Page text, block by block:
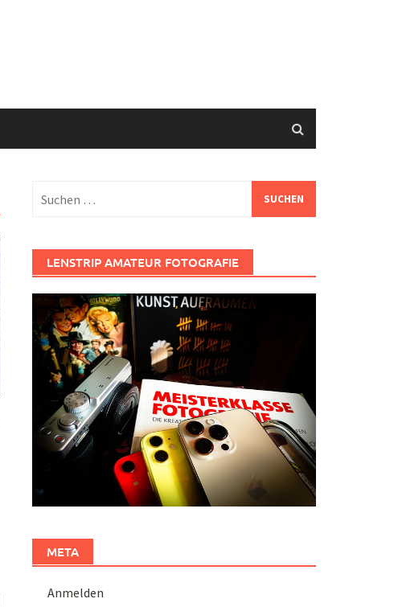
nach:
LENSTRIP AMATEUR FOTOGRAFIE
META
Anmelden